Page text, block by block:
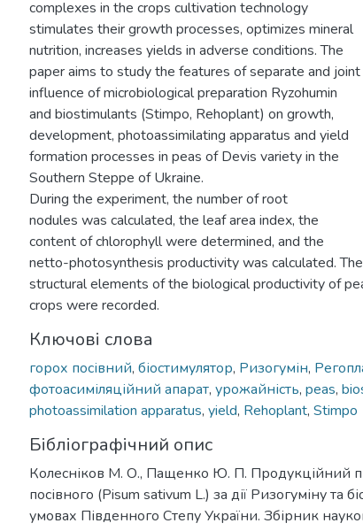
complexes in the crops cultivation technology
stimulates their growth processes, optimizes mineral
nutrition, increases yields in adverse conditions. The
paper aims to study the features of separate and joint
influence of microbiological preparation Ryzohumin
and biostimulants (Stimpo, Rehoplant) on growth,
development, photoassimilating apparatus and yield
formation processes in peas of Devis variety in the
Southern Steppe of Ukraine.
During the experiment, the number of root
nodules was calculated, the leaf area index, the
content of chlorophyll were determined, and the
netto-photosynthesis productivity was calculated. The
structural elements of the biological productivity of
crops were recorded.
Ключові слова
горох посівний, біостимулятор, Ризогумін,
фотоасиміляційний апарат, урожайність, peas,
photoassimilation apparatus, yield, Rehoplant, Stimpo
Бібліографічний опис
Колесніков М. О., Пащенко Ю. П. Продукційний
посівного (Pisum sativum L.) за дії Ризогуміну та
умовах Південного Степу України. Збірник